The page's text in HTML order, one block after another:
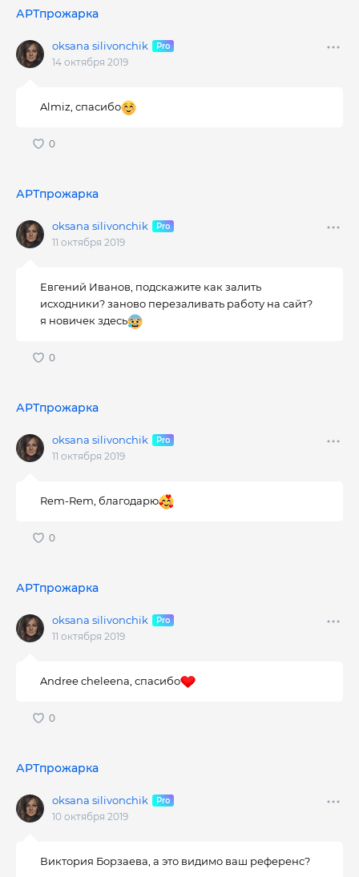
АРТпрожарка
oksana silivonchik
14 октября 2019
Almiz, спасибо
АРТпрожарка
oksana silivonchik
11 октября 2019
Евгений Иванов, подскажите как залить
исходники? заново перезаливать работу на сайт?
я новичек здесь
АРТпрожарка
oksana silivonchik
11 октября 2019
Rem-Rem, благодарю
АРТпрожарка
oksana silivonchik
11 октября 2019
Andree cheleena, спасибо
АРТпрожарка
oksana silivonchik
10 октября 2019
Виктория Борзаева, а это видимо ваш референс?